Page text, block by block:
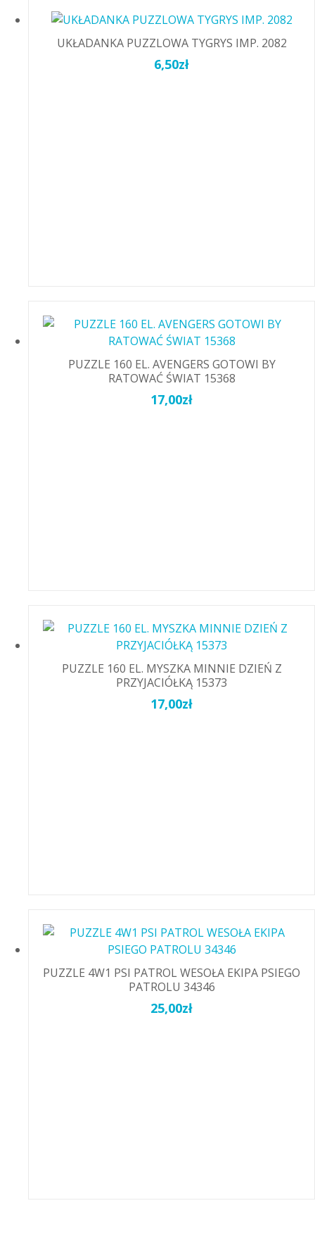
UKŁADANKA PUZZLOWA TYGRYS IMP. 2082
6,50zł
PUZZLE 160 EL. AVENGERS GOTOWI BY
RATOWAĆ ŚWIAT 15368
17,00zł
PUZZLE 160 EL. MYSZKA MINNIE DZIEŃ Z
PRZYJACIÓŁKĄ 15373
17,00zł
PUZZLE 4W1 PSI PATROL WESOŁA EKIPA PSIEGO
PATROLU 34346
25,00zł